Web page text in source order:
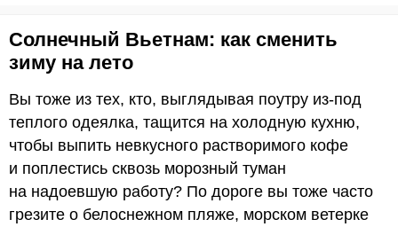
Солнечный Вьетнам: как сменить
зиму на лето
Вы тоже из тех, кто, выглядывая поутру из-под
теплого одеялка, тащится на холодную кухню,
чтобы выпить невкусного растворимого кофе
и поплестись сквозь морозный туман
на надоевшую работу? По дороге вы тоже часто
грезите о белоснежном пляже, морском ветерке